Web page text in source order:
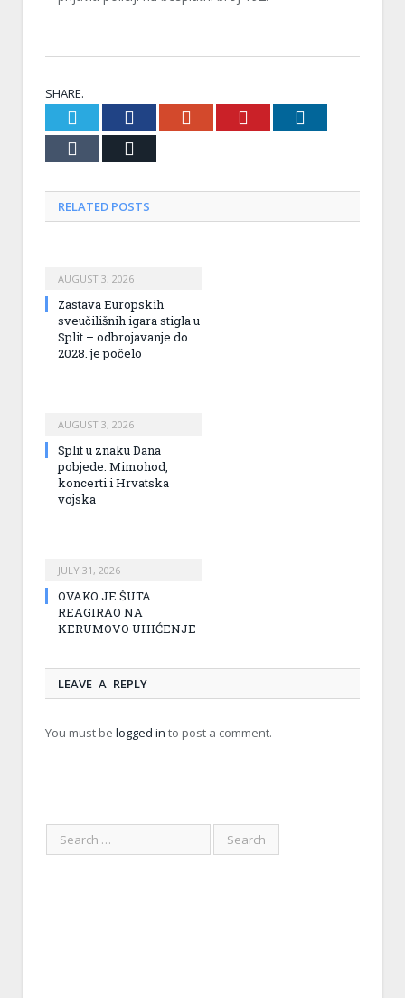
SHARE.
Twitter FacebookGoogle+ Pinterest
Tumblr
RELATED POSTS
AUGUST 3, 2026
Zastava Europskih
sveučilišnih igara stigla u
Split – odbrojavanje do
2028. je počelo
AUGUST 3, 2026
Split u znaku Dana
pobjede: Mimohod,
koncerti i Hrvatska
vojska
JULY 31, 2026
OVAKO JE ŠUTA
REAGIRAO NA
KERUMOVO UHIĆENJE
LEAVE A REPLY
You must be logged in to post a comment.